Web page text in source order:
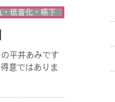
低音化・嚥下
平井あみです
意ではありま